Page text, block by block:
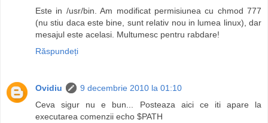
Este in /usr/bin. Am modificat permisiunea cu chmod 777
(nu stiu daca este bine, sunt relativ nou in lumea linux), dar
mesajul este acelasi. Multumesc pentru rabdare!
Răspundeți
Ovidiu
9 decembrie 2010 la 01:10
Ceva sigur nu e bun... Posteaza aici ce iti apare la
executarea comenzii echo $PATH